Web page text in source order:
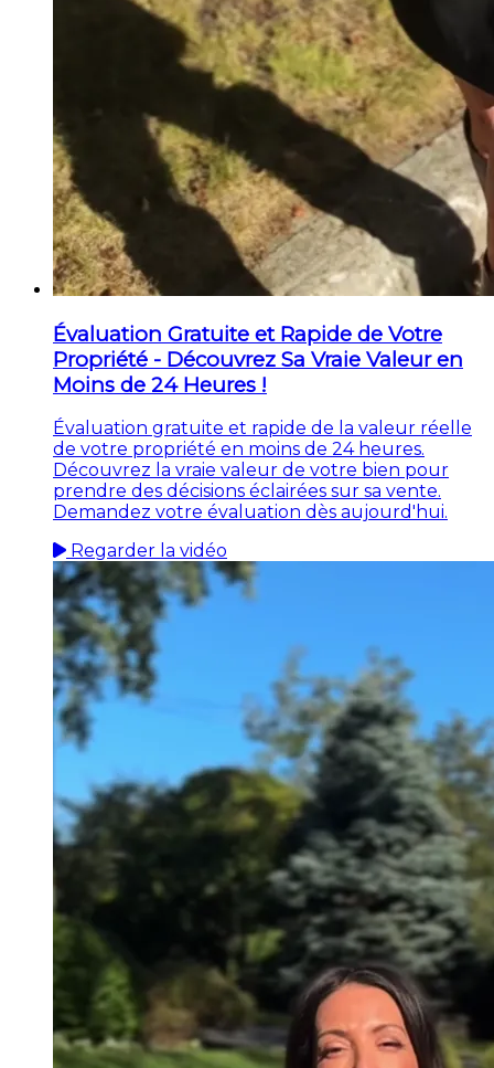
Évaluation Gratuite et Rapide de Votre
Propriété - Découvrez Sa Vraie Valeur en
Moins de 24 Heures !
Évaluation gratuite et rapide de la valeur réelle
de votre propriété en moins de 24 heures.
Découvrez la vraie valeur de votre bien pour
prendre des décisions éclairées sur sa vente.
Demandez votre évaluation dès aujourd'hui.
Regarder la vidéo